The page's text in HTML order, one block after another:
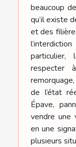
beaucoup
qu’il existe
et des
particulier,
de l’état
Épave,
vendre une
en une
plusieurs